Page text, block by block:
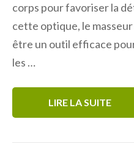
corps pour favoriser la
cette optique, le
être un outil efficace
les …
LIRE LA SUITE